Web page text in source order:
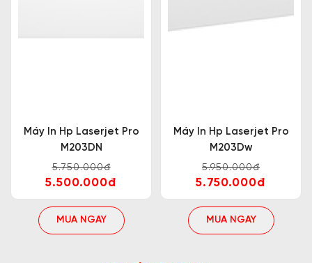
Máy In Hp Laserjet Pro
M203DN
5.750.000đ
5.500.000đ
MUA NGAY
Máy In Hp Laserjet Pro
M203Dw
5.950.000đ
5.750.000đ
MUA NGAY